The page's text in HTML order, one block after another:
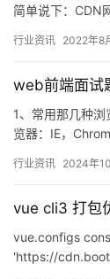
简单说下：CDN
行业资讯 2022年8
web前端面试
1、常用那几种
览器：IE，
行业资讯 2024年
vue cli3 打包
vue.configs
'https://